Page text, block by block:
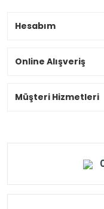
Hesabım
Online Alışveriş
Müşteri Hizmetleri